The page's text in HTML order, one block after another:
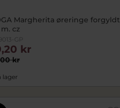
Margherita øreringe forgyldt
cz
GP
kr
kr
lager